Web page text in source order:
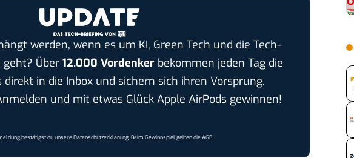
werden, wenn es um KI, Green Tech und die Tech-
Über 12.000 Vordenkerbekommen jeden Tag die
in die Inbox und sichern sich ihren Vorsprung.
und mit etwas Glück Apple AirPods gewinnen!
bestätigst du unsereDatenschutzerklärung. Beim Gewinnspiel gelten dieAGB.